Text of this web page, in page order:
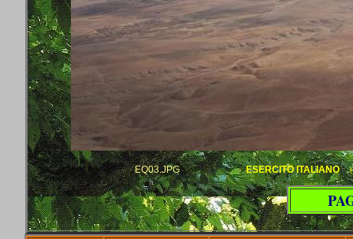
EQ03.JPG ESERCITO ITALIANO (